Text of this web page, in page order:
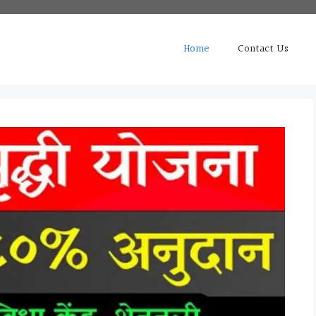
Home Contact Us